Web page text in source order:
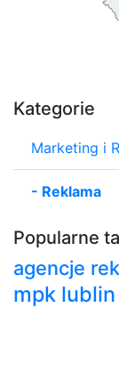
Kategorie
Marketing i
- Reklama
Popularne
agencje
mpk lublin